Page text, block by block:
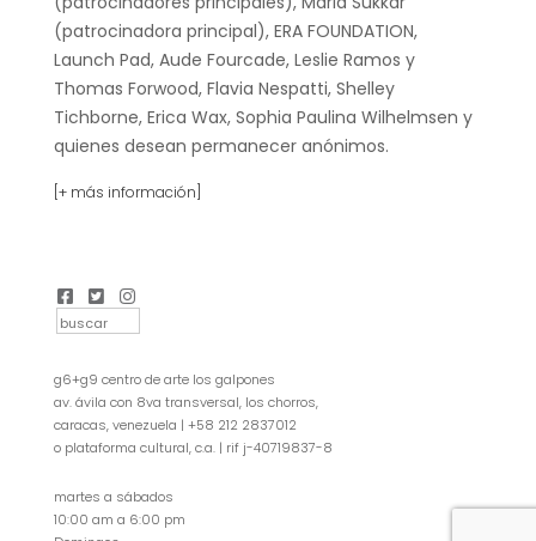
(patrocinadora principal), ERA FOUNDATION,
Launch Pad, Aude Fourcade, Leslie Ramos y
Thomas Forwood, Flavia Nespatti, Shelley
Tichborne, Erica Wax, Sophia Paulina Wilhelmsen y
quienes desean permanecer anónimos.
[+ más información]
g6+g9 centro de arte los galpones
av. ávila con 8va transversal, los chorros,
caracas, venezuela | +58 212 2837012
o plataforma cultural, c.a. | rif j-40719837-8
martes a sábados
10:00 am a 6:00 pm